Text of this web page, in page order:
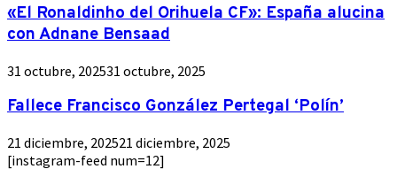
«El Ronaldinho del Orihuela CF»: España alucina
con Adnane Bensaad
31 octubre, 202531 octubre, 2025
Fallece Francisco González Pertegal ‘Polín’
21 diciembre, 202521 diciembre, 2025
[instagram-feed num=12]